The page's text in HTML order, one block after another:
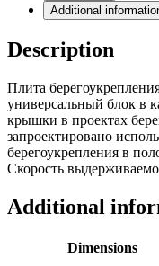
Additional
Description
Плита
универсальный блок в
крышки в проектах
запроектировано
берегоукрепления в
Скорость
Additional
Dimensions